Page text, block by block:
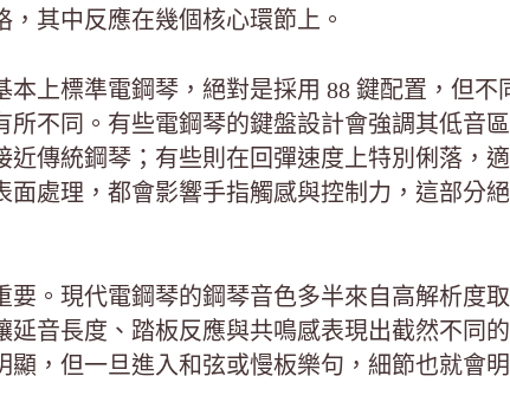
其中反應在幾個核心環節上。
本上標準電鋼琴，絕對是採用 88 鍵配置，但不
所不同。有些電鋼琴的鍵盤設計會強調其低音
近傳統鋼琴；有些則在回彈速度上特別俐落，
面處理，都會影響手指觸感與控制力，這部分
要。現代電鋼琴的鋼琴音色多半來自高解析度
延音長度、踏板反應與共鳴感表現出截然不同
顯，但一旦進入和弦或慢板樂句，細節也就會